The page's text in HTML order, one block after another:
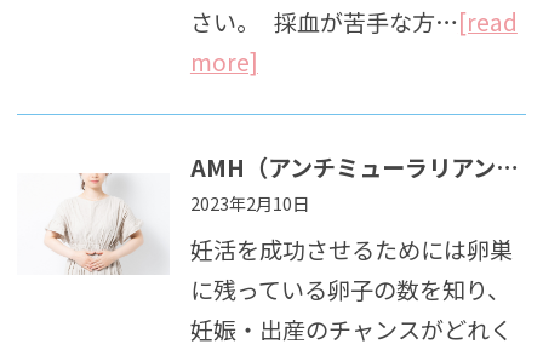
さい。 採血が苦手な方…[read
more]
AMH（アンチミューラリアンホルモン）について
2023年2月10日
妊活を成功させるためには卵巣
に残っている卵子の数を知り、
妊娠・出産のチャンスがどれく